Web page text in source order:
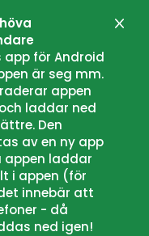
för Android
är seg mm.
appen
laddar ned
Den
av en ny app
appen laddar
i appen (för
innebär att
- då
ned igen!